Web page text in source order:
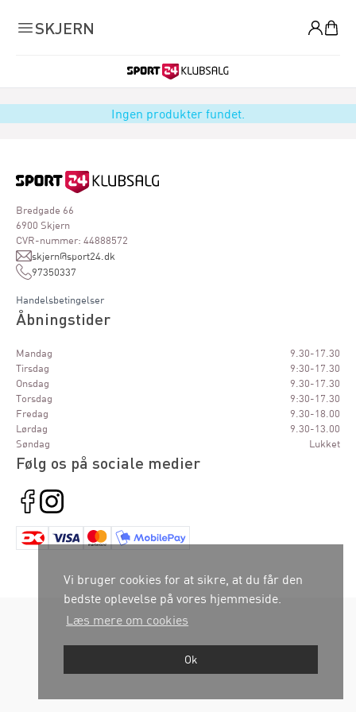
Vi bruger cookies for at sikre, at du får den
bedste oplevelse på vores hjemmeside.
Læs mere om cookies
Ok
SKJERN
Ingen produkter fundet.
Bredgade 66
6900 Skjern
CVR-nummer: 44888572
skjern@sport24.dk
97350337
Handelsbetingelser
Åbningstider
Mandag
9.30-17.30
Tirsdag
9:30-17.30
Onsdag
9.30-17.30
Torsdag
9:30-17.30
Fredag
9.30-18.00
Lørdag
9.30-13.00
Søndag
Lukket
Følg os på sociale medier